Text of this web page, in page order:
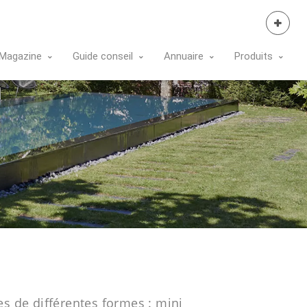
Guide conseil Annuaire Produits
de différentes formes : mini